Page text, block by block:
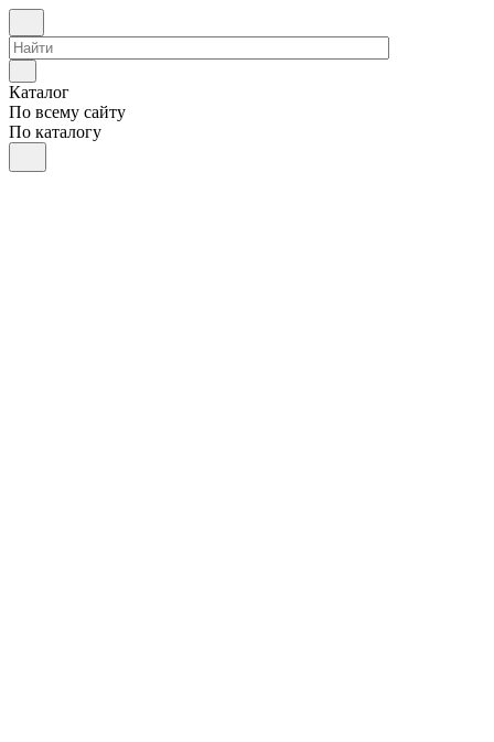
Каталог
По всему сайту
По каталогу